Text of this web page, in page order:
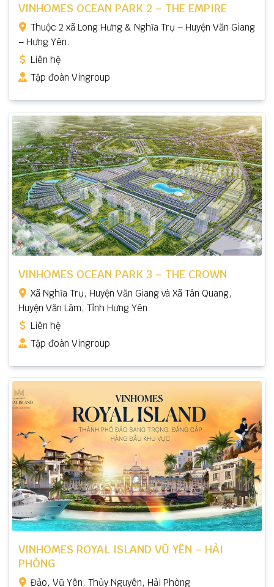
VINHOMES OCEAN PARK 2 – THE EMPIRE
Thuộc 2 xã Long Hưng & Nghĩa Trụ – Huyện Văn Giang
– Hưng Yên.
Liên hệ
Tập đoàn Vingroup
VINHOMES OCEAN PARK 3 – THE CROWN
Xã Nghĩa Trụ, Huyện Văn Giang và Xã Tân Quang,
Huyện Văn Lâm, Tỉnh Hưng Yên
Liên hệ
Tập đoàn Vingroup
VINHOMES ROYAL ISLAND VŨ YÊN – HẢI
PHÒNG
Đảo, Vũ Yên, Thủy Nguyên, Hải Phòng